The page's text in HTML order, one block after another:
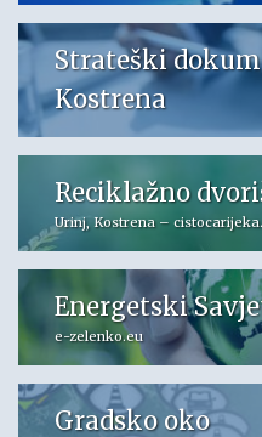
Strateški
Kostrena
Reciklažno
Urinj, Kostrena –
Energetski
e-zelenko.eu
Gradsko oko